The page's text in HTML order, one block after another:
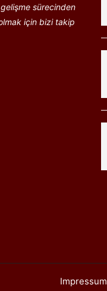
sürecinden
için bizi takip
Impressum